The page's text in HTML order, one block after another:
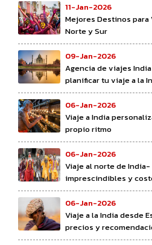
11-Jan-2026
Mejores Destinos para
Norte y Sur
09-Jan-2026
Agencia de viajes
planificar tu viaje a la
06-Jan-2026
Viaje a India
propio ritmo
06-Jan-2026
Viaje al norte de India-
imprescindibles y
06-Jan-2026
Viaje a la India desde
precios y